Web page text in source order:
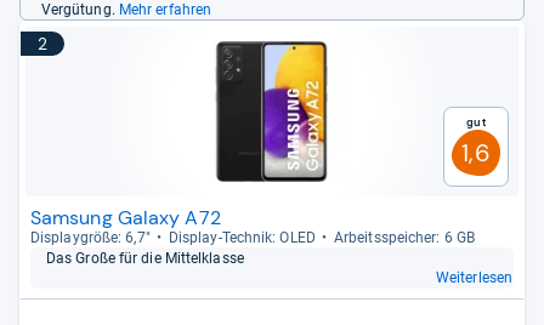
Vergütung. Mehr erfahren
2
Gut
1,6
Samsung Galaxy A72
Dis­play­größe: 6,7" Dis­play-​Tech­nik: OLED
Arbeitsspei­cher: 6 GB
Das Große für die Mit­tel­klasse
Weiterlesen